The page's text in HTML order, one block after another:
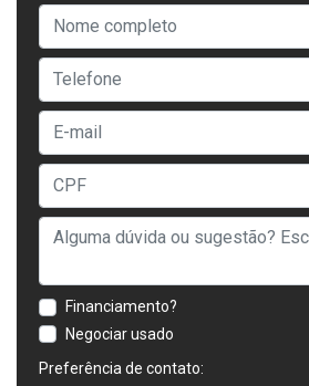
Financiamento?
Negociar usado
Preferência de contato: